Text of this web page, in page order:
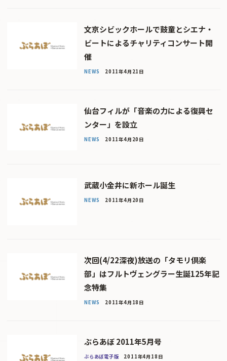
文京シビックホールで鼓童とシエナ・
ビートによるチャリティコンサート開
催
NEWS 2011年4月21日
仙台フィルが「音楽の力による復興セ
ンター」を設立
NEWS 2011年4月20日
武蔵小金井に新ホール誕生
NEWS 2011年4月20日
次回(4/22深夜)放送の「タモリ倶楽
部」はフルトヴェングラー生誕125年記
念特集
NEWS 2011年4月18日
ぶらあぼ 2011年5月号
ぶらあぼ電子版 2011年4月18日